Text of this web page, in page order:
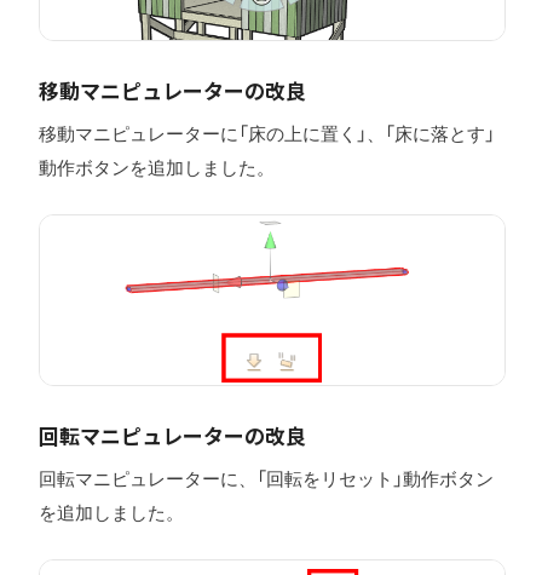
移動マニピュレーターの改良
移動マニピュレーターに「床の上に置く」、「床に落とす」
動作ボタンを追加しました。
回転マニピュレーターの改良
回転マニピュレーターに、「回転をリセット」動作ボタン
を追加しました。